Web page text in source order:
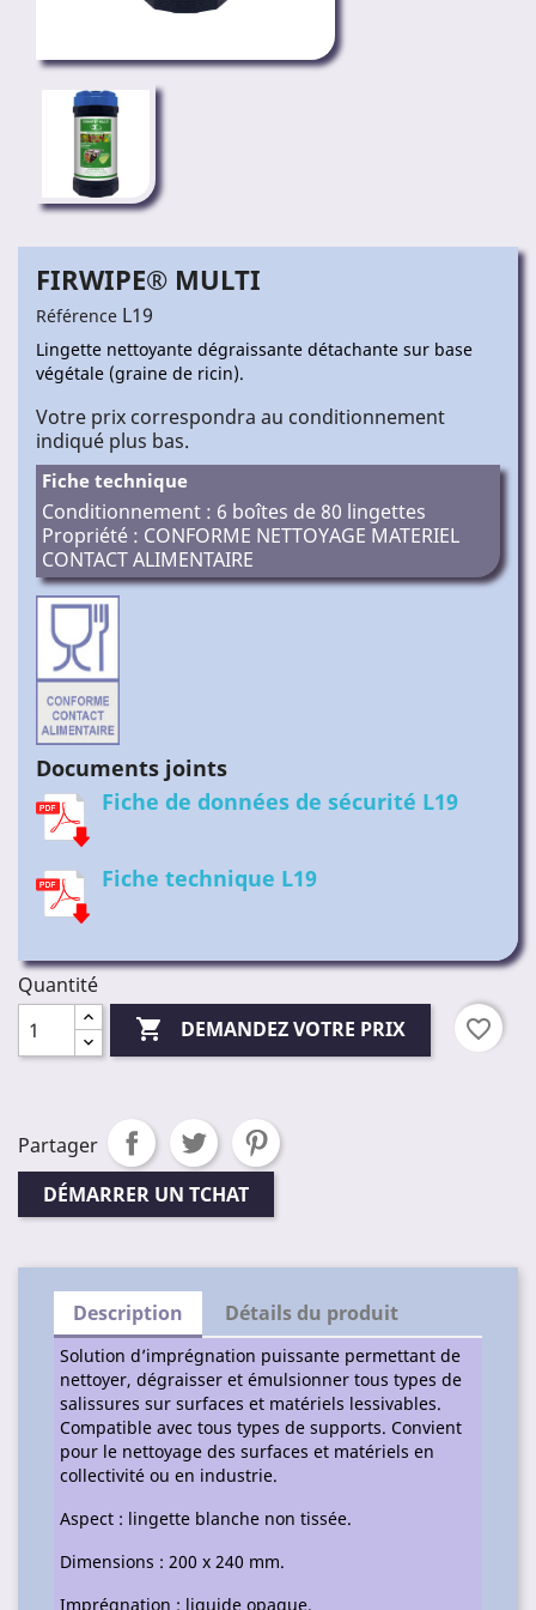
FIRWIPE® MULTI
Référence L19
Lingette nettoyante dégraissante détachante sur base
végétale (graine de ricin).
Votre prix correspondra au conditionnement
indiqué plus bas.
Fiche technique
Conditionnement : 6 boîtes de 80 lingettes
Propriété : CONFORME NETTOYAGE MATERIEL
CONTACT ALIMENTAIRE
Documents joints
Fiche de données de sécurité L19
Fiche technique L19
Quantité
 DEMANDEZ VOTRE PRIX favorite_border
Partager
DÉMARRER UN TCHAT
Description Détails du produit
Solution d’imprégnation puissante permettant de
nettoyer, dégraisser et émulsionner tous types de
salissures sur surfaces et matériels lessivables.
Compatible avec tous types de supports. Convient
pour le nettoyage des surfaces et matériels en
collectivité ou en industrie.
Aspect : lingette blanche non tissée.
Dimensions : 200 x 240 mm.
Imprégnation : liquide opaque.